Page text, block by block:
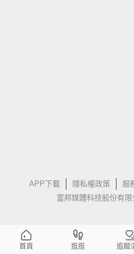
APP下載 隱私權政策 服
富邦媒體科技股份有
首頁 逛逛 追蹤